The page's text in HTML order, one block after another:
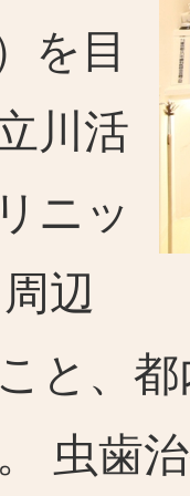
を目
川活
ニッ
辺
と、
虫歯